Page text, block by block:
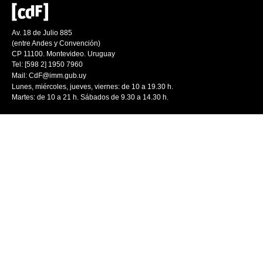
Av. 18 de Julio 885
(entre Andes y Convención)
CP 11100. Montevideo. Uruguay
Tel: [598 2] 1950 7960
Mail: CdF@imm.gub.uy
Lunes, miércoles, jueves, viernes: de 10 a 19.30 h.
Martes: de 10 a 21 h. Sábados de 9.30 a 14.30 h.